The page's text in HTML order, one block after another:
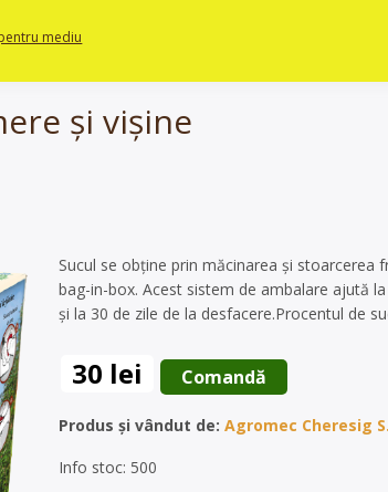
mediu
și vișine
Sucul se obține prin măcinarea și stoarcerea
bag-in-box. Acest sistem de ambalare ajută
și la 30 de zile de la desfacere.Procentul de
30 lei Comandă
Produs și vândut de:Agromec Cheresig
Info stoc: 500